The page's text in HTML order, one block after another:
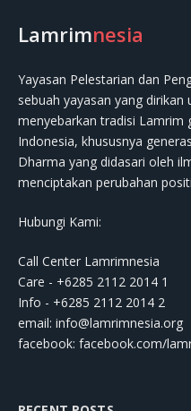
Lamrimnesia
Yayasan Pelestarian dan
sebuah yayasan yang
menyebarkan tradisi Lamrim
Indonesia, khususnya
Dharma yang didasari oleh
menciptakan perubahan
Hubungi Kami:
Call Center Lamrimnesia
Care - +6285 2112 2014 1
Info - +6285 2112 2014 2
email: info@lamrimnesia.org
facebook: facebook.com/